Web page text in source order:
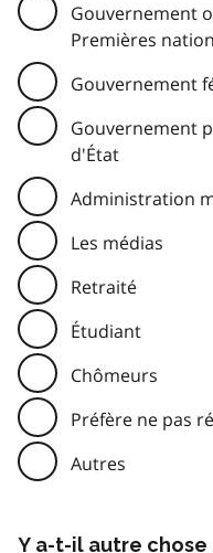
Gouvernement
Premières
Gouvernement
Gouvernement
d'État
Administration
Les médias
Retraité
Étudiant
Chômeurs
Préfère ne pas
Autres
Y a-t-il autre chose